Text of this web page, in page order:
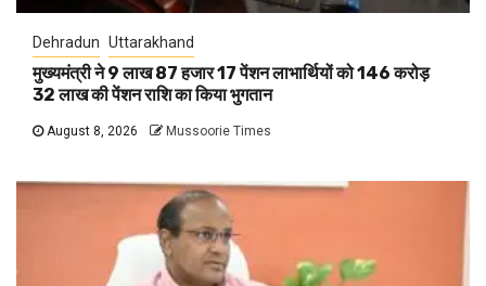
Dehradun Uttarakhand
मुख्यमंत्री ने 9 लाख 87 हजार 17 पेंशन लाभार्थियों को 146 करोड़
32 लाख की पेंशन राशि का किया भुगतान
August 8, 2026 Mussoorie Times